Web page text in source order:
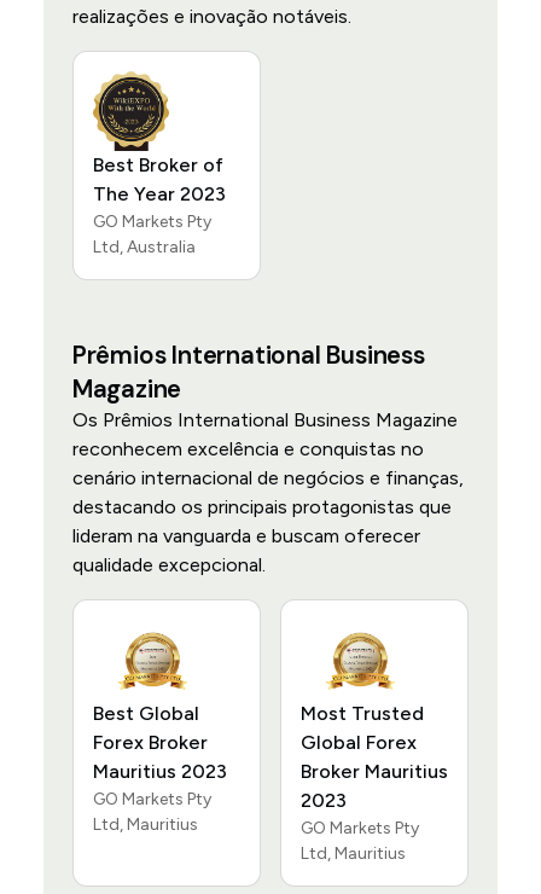
realizações e inovação notáveis.
Best Broker of
The Year 2023
GO Markets Pty
Ltd, Australia
Prêmios International Business
Magazine
Os Prêmios International Business Magazine
reconhecem excelência e conquistas no
cenário internacional de negócios e finanças,
destacando os principais protagonistas que
lideram na vanguarda e buscam oferecer
qualidade excepcional.
Best Global
Forex Broker
Mauritius 2023
GO Markets Pty
Ltd, Mauritius
Most Trusted
Global Forex
Broker Mauritius
2023
GO Markets Pty
Ltd, Mauritius